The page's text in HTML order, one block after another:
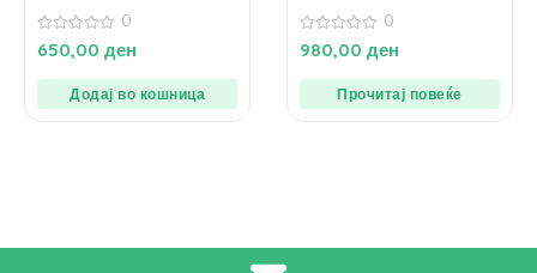
0
од
0
650,00 ден
Додај во кошница
0
од
0
980,00 ден
Прочитај повеќе